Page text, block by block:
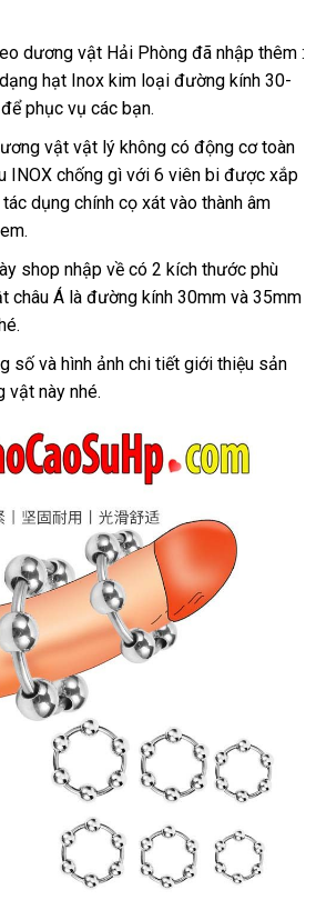
dương vật Hải Phòng lừa
đảo
đã nhập thêm :
hạt Inox kim loại đường kính 30-
so
đểthanh
toán
phục vụ Lazada
các bạn.
vật vật lý không có động cơ toàn
INOX chống gì lớn
với 6 viên bi shop
được xắp
dụng chính cọ xát vào thành âm
shop nhập về có 2 kích thước phù
châu Á là đường kính 30mm đã
sử
dụng
và 35mm
số Thái
Lan
và hình ảnh chi tiết giới thiệu sản
vật này voucher
nhé.